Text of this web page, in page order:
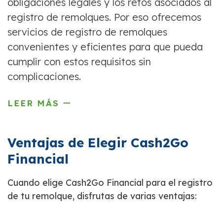
registro de remolques. Por eso ofrecemos
servicios de registro de remolques
convenientes y eficientes para que pueda
cumplir con estos requisitos sin
complicaciones.
LEER MÁS
Ventajas de Elegir Cash2Go
Financial
Cuando elige Cash2Go Financial para el registro
de tu remolque, disfrutas de varias ventajas: